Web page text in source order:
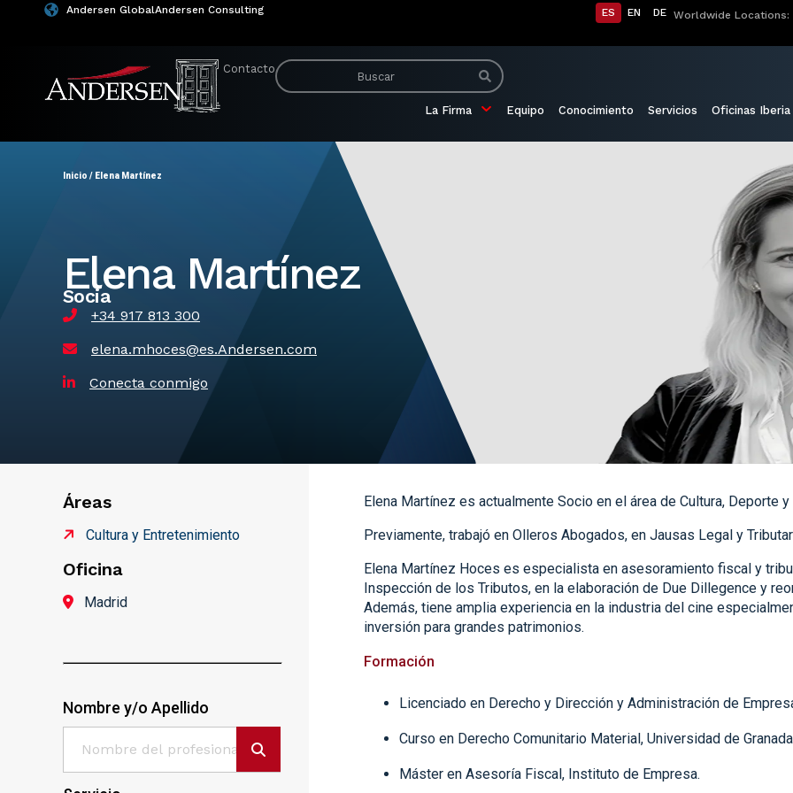
Andersen GlobalAndersen Consulting ES EN DE Worldwide Locations:
Contacto
La Firma Equipo Conocimiento Servicios Oficinas Iberia
Inicio / Elena Martínez
Elena Martínez
Socia
+34 917 813 300
elena.mhoces@es.Andersen.com
Conecta conmigo
Áreas
Cultura y Entretenimiento
Oficina
Madrid
Nombre y/o Apellido
Elena Martínez es actualmente Socio en el área de Cultura, Deporte
Previamente, trabajó en Olleros Abogados, en Jausas Legal y
Elena Martínez Hoces es especialista en asesoramiento fiscal y
Inspección de los Tributos, en la elaboración de Due Dillegence y
Además, tiene amplia experiencia en la industria del cine
inversión para grandes patrimonios.
Formación
Licenciado en Derecho y Dirección y Administración de
Curso en Derecho Comunitario Material, Universidad de
Máster en Asesoría Fiscal, Instituto de Empresa.